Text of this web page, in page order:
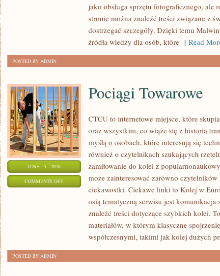
FOTOGRAFIIjako obsługa sprzętu fotograficznego,
stronie można znaleźć treści związane z
dostrzegać szczegóły. Dzięki temu
źródła wiedzy dla osób, które [ Read
POSTED BY ADMIN
JUNE - 5 - 2026
COMMENTS OFFON
TOWAROWE
Pociągi Towarowe
CTCU to internetowe miejsce, które
oraz wszystkim, co wiąże się z historią
myślą o osobach, które interesują się
również o czytelnikach szukających
zamiłowanie do kolei z
może zainteresować zarówno
ciekawostki. Ciekawe linki to Kolej w
osią tematyczną serwisu jest komunikacja
znaleźć treści dotyczące szybkich kolei.
materiałów, w którym klasyczne
współczesnymi, takimi jak kolej dużych
POSTED BY ADMIN